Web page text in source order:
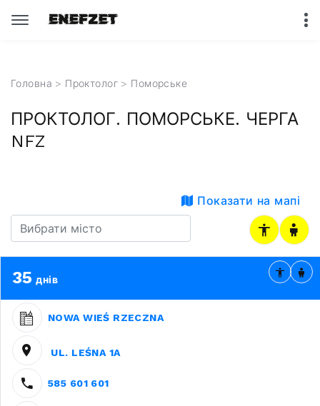
Головна > Проктолог > Поморське
ПРОКТОЛОГ. ПОМОРСЬКЕ. ЧЕРГА
NFZ
Показати на мапі
35 днів
NOWA WIEŚ RZECZNA
UL. LEŚNA 1A
585 601 601